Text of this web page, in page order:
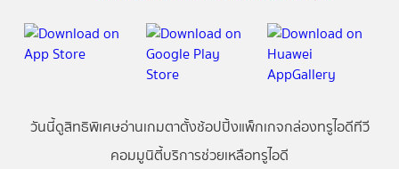
วันนี้ดูสิทธิพิเศษอ่านเกมตาตั้งช้อปปิ้งแพ็กเกจกล่องทรูไอดีทีวี
คอมมูนิตี้บริการช่วยเหลือทรูไอดี